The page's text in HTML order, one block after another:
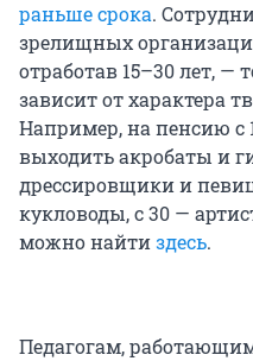
раньше срока.
зрелищных
отработав 15–30 лет, —
зависит от характера
Например, на пенсию с
выходить акробаты и
дрессировщики и
кукловоды, с 30 —
можно найтиздесь.
Педагогам,